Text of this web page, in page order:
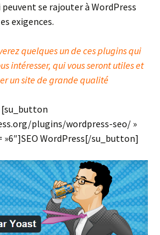
se rajouter à WordPress
exigences.
quelques un de ces plugins qui
intéresser, qui vous seront utiles et
un site de grande qualité
[su_button
plugins/wordpress-seo/ »
WordPress[/su_button]